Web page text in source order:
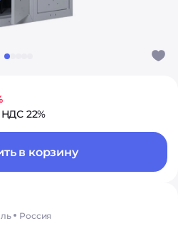
22%
в корзину
Россия